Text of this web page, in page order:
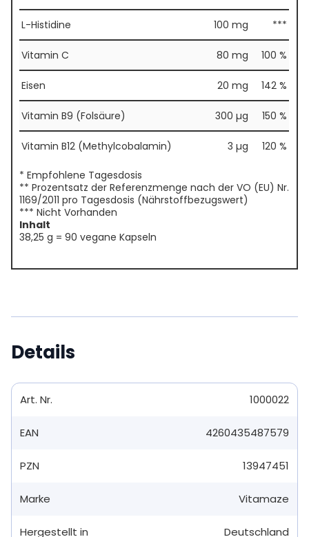
L-Histidine 100 mg ***
Vitamin C 80 mg 100 %
Eisen 20 mg 142 %
Vitamin B9 (Folsäure) 300 µg 150 %
Vitamin B12 (Methylcobalamin) 3 µg 120 %
* Empfohlene Tagesdosis
** Prozentsatz der Referenzmenge nach der VO (EU) Nr.
1169/2011 pro Tagesdosis (Nährstoffbezugswert)
*** Nicht Vorhanden
Inhalt
38,25 g = 90 vegane Kapseln
Details
Art. Nr. 1000022
EAN 4260435487579
PZN 13947451
Marke Vitamaze
Hergestellt in Deutschland